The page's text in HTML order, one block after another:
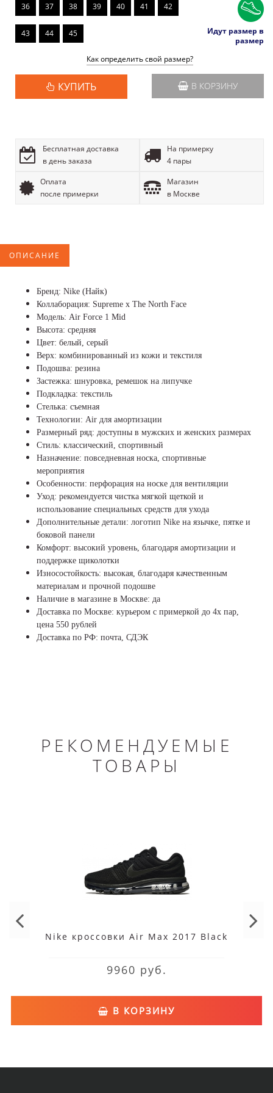
36 37 38 39 40 41 42
43 44 45
Идут размер в
размер
Как определить свой размер?
КУПИТЬ В КОРЗИНУ
Бесплатная доставка
в день заказа
На примерку
4 пары
Оплата
после примерки
Магазин
в Москве
ОПИСАНИЕ
Бренд: Nike (Найк)
Коллаборация: Supreme x The North Face
Модель: Air Force 1 Mid
Высота: средняя
Цвет: белый, серый
Верх: комбинированный из кожи и текстиля
Подошва: резина
Застежка: шнуровка, ремешок на липучке
Подкладка: текстиль
Стелька: съемная
Технологии: Air для амортизации
Размерный ряд: доступны в мужских и женских размерах
Стиль: классический, спортивный
Назначение: повседневная носка, спортивные
мероприятия
Особенности: перфорация на носке для вентиляции
Уход: рекомендуется чистка мягкой щеткой и
использование специальных средств для ухода
Дополнительные детали: логотип Nike на язычке, пятке и
боковой панели
Комфорт: высокий уровень, благодаря амортизации и
поддержке щиколотки
Износостойкость: высокая, благодаря качественным
материалам и прочной подошве
Наличие в магазине в Москве: да
Доставка по Москве: курьером с примеркой до 4х пар,
цена 550 рублей
Доставка по РФ: почта, СДЭК
РЕКОМЕНДУЕМЫЕ
ТОВАРЫ
Nike кроссовки Air Max 2017 Black
9960 руб.
В КОРЗИНУ